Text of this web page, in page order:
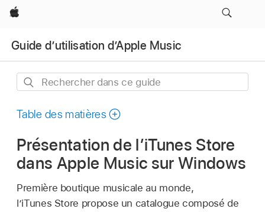
Apple
Guide d’utilisation d’Apple Music
Rechercher
ce
Table des matières
Présentation de l’iTunes Store
dans Apple Music sur Windows
Première boutique musicale au monde,
l’iTunes Store propose un catalogue composé de